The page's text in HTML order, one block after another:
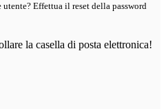
Effettua il reset della password
la casella di posta elettronica!